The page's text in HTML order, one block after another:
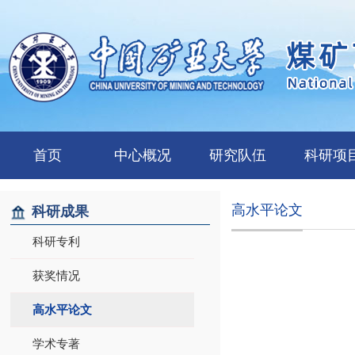
首页 中心概况 研究队伍 科研项
科研成果
科研专利
获奖情况
高水平论文
学术专著
高水平论文